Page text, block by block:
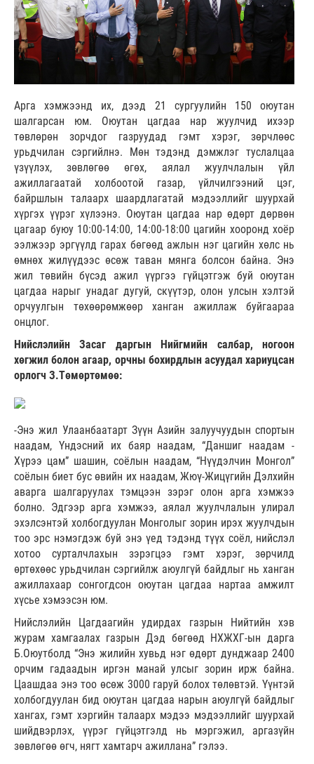
Арга хэмжээнд их, дээд 21 сургуулийн 150 оюутан
шалгарсан юм. Оюутан цагдаа нар жуулчид ихээр
төвлөрөн зорчдог газруудад гэмт хэрэг, зөрчлөөс
урьдчилан сэргийлнэ. Мөн тэдэнд дэмжлэг туслалцаа
үзүүлэх, зөвлөгөө өгөх, аялал жуулчлалын үйл
ажиллагаатай холбоотой газар, үйлчилгээний цэг,
байршлын талаарх шаардлагатай мэдээллийг шуурхай
хүргэх үүрэг хүлээнэ. Оюутан цагдаа нар өдөрт дөрвөн
цагаар буюу 10:00-14:00, 14:00-18:00 цагийн хооронд хоёр
ээлжээр эргүүлд гарах бөгөөд ажлын нэг цагийн хөлс нь
өмнөх жилүүдээс өсөж таван мянга болсон байна. Энэ
жил төвийн бүсэд ажил үүргээ гүйцэтгэж буй оюутан
цагдаа нарыг унадаг дугуй, скүүтэр, олон улсын хэлтэй
орчуулгын төхөөрөмжөөр ханган ажиллаж буйгаараа
онцлог.
Нийслэлийн Засаг даргын Нийгмийн салбар, ногоон
хөгжил болон агаар, орчны бохирдлын асуудал хариуцсан
орлогч З.Төмөртөмөө:
-Энэ жил Улаанбаатарт Зүүн Азийн залуучуудын спортын
наадам, Үндэсний их баяр наадам, “Даншиг наадам -
Хүрээ цам” шашин, соёлын наадам, “Нүүдэлчин Монгол”
соёлын биет бус өвийн их наадам, Жюү-Жицүгийн Дэлхийн
аварга шалгаруулах тэмцээн зэрэг олон арга хэмжээ
болно. Эдгээр арга хэмжээ, аялал жуулчлалын улирал
эхэлсэнтэй холбогдуулан Монголыг зорин ирэх жуулчдын
тоо эрс нэмэгдэж буй энэ үед тэдэнд түүх соёл, нийслэл
хотоо сурталчлахын зэрэгцээ гэмт хэрэг, зөрчилд
өртөхөөс урьдчилан сэргийлж аюулгүй байдлыг нь ханган
ажиллахаар сонгогдсон оюутан цагдаа нартаа амжилт
хүсье хэмээсэн юм.
Нийслэлийн Цагдаагийн удирдах газрын Нийтийн хэв
журам хамгаалах газрын Дэд бөгөөд НХЖХГ-ын дарга
Б.Оюутболд “Энэ жилийн хувьд нэг өдөрт дунджаар 2400
орчим гадаадын иргэн манай улсыг зорин ирж байна.
Цаашдаа энэ тоо өсөж 3000 гаруй болох төлөвтэй. Үүнтэй
холбогдуулан бид оюутан цагдаа нарын аюулгүй байдлыг
хангах, гэмт хэргийн талаарх мэдээ мэдээллийг шуурхай
шийдвэрлэх, үүрэг гүйцэтгэлд нь мэргэжил, аргазүйн
зөвлөгөө өгч, нягт хамтарч ажиллана” гэлээ.